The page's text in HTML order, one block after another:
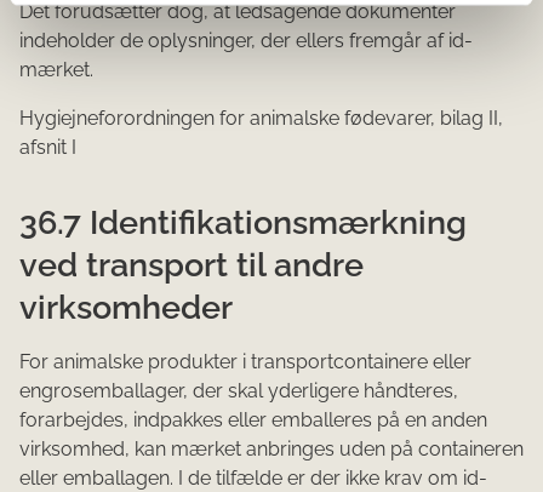
Det forudsætter dog, at ledsagende dokumenter
indeholder de oplysninger, der ellers fremgår af id-
mærket.
Hygiejneforordningen for animalske fødevarer, bilag II,
afsnit I
36.7 Identifikationsmærkning
ved transport til andre
virksomheder
For animalske produkter i transportcontainere eller
engrosemballager, der skal yderligere håndteres,
forarbejdes, indpakkes eller emballeres på en anden
virksomhed, kan mærket anbringes uden på containeren
eller emballagen. I de tilfælde er der ikke krav om id-